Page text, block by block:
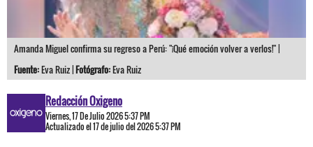
Amanda Miguel confirma su regreso a Perú: "¡Qué emoción volver a verlos!" |
Fuente:Eva Ruiz |Fotógrafo:Eva Ruiz
Redacción Oxigeno
Viernes, 17 De Julio 2026 5:37 PM
Actualizado el 17 de julio del 2026 5:37 PM